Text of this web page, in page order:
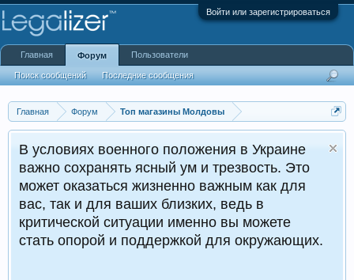
Войти или зарегистрироваться
Главная Форум Топ магазины Молдовы
В условиях военного положения в Украине
важно сохранять ясный ум и трезвость. Это
может оказаться жизненно важным как для
вас, так и для ваших близких, ведь в
критической ситуации именно вы можете
стать опорой и поддержкой для окружающих.
Главная Форум
Поиск сообщений Последние сообщения
Пользователи